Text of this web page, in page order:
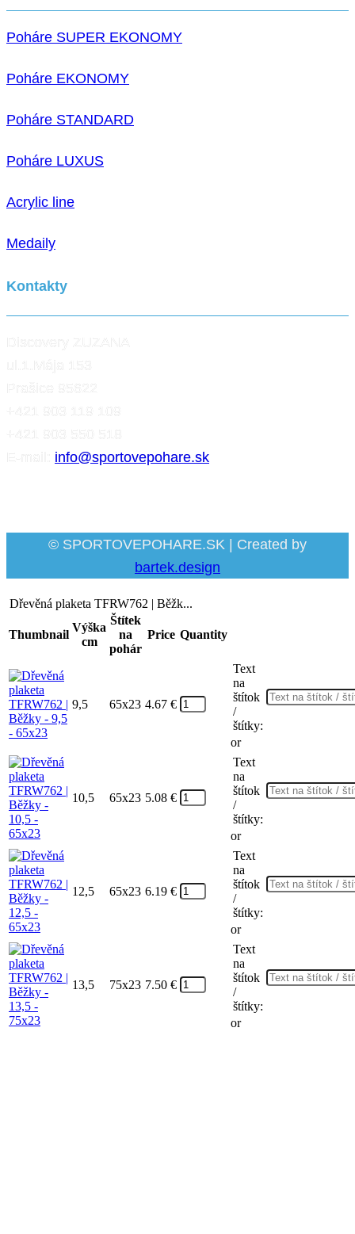
Poháre SUPER EKONOMY
Poháre EKONOMY
Poháre STANDARD
Poháre LUXUS
Acrylic line
Medaily
Kontakty
info@sportovepohare.sk
© SPORTOVEPOHARE.SK | Created by
bartek.design
Dřevěná plaketa TFRW762 | Běžk...
Thumbnail
Výška
cm
Štítek
na
pohár
Price Quantity
9,5 65x23 4.67 €
Text
na
štítok
/
štítky:
or
10,5 65x23 5.08 €
Text
na
štítok
/
štítky:
or
12,5 65x23 6.19 €
Text
na
štítok
/
štítky:
or
13,5 75x23 7.50 €
Text
na
štítok
/
štítky:
or